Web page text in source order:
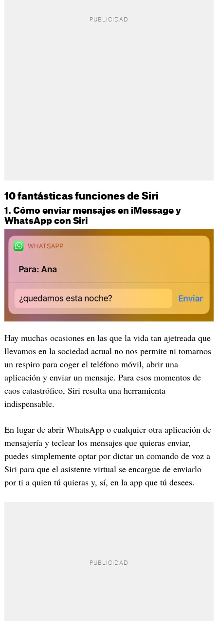
10 fantásticas funciones de Siri
1. Cómo enviar mensajes en iMessage y
WhatsApp con Siri
Hay muchas ocasiones en las que la vida tan ajetreada que
llevamos en la sociedad actual no nos permite ni tomarnos
un respiro para coger el teléfono móvil, abrir una
aplicación y enviar un mensaje. Para esos momentos de
caos catastrófico, Siri resulta una herramienta
indispensable.
En lugar de abrir WhatsApp o cualquier otra aplicación de
mensajería y teclear los mensajes que quieras enviar,
puedes simplemente optar por dictar un comando de voz a
Siri para que el asistente virtual se encargue de enviarlo
por ti a quien tú quieras y, sí, en la app que tú desees.